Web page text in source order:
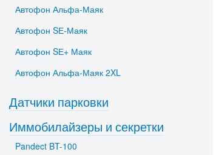
Автофон Альфа-Маяк
Автофон SЕ-Маяк
Автофон SЕ+ Маяк
Автофон Альфа-Маяк 2XL
Датчики парковки
Иммобилайзеры и секретки
Pandect BT-100